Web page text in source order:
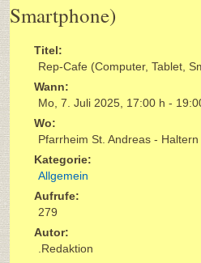
Smartphone)
Titel:
Rep-Cafe (Computer, Tablet,
Wann:
Mo, 7. Juli 2025 17:00 h -
Wo:
Pfarrheim St. Andreas -
Kategorie:
Allgemein
Aufrufe:
279
Autor:
.Redaktion